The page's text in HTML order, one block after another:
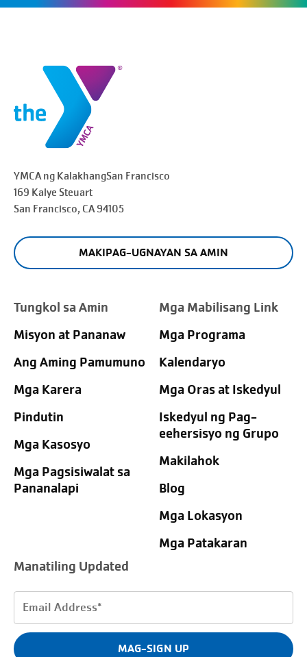
YMCA ng KalakhangSan Francisco
169 Kalye Steuart
San Francisco, CA 94105
MAKIPAG-UGNAYAN SA AMIN
Tungkol sa Amin
Misyon at Pananaw
Ang Aming Pamumuno
Mga Karera
Pindutin
Mga Kasosyo
Mga Pagsisiwalat sa
Pananalapi
Mga Mabilisang Link
Mga Programa
Kalendaryo
Mga Oras at Iskedyul
Iskedyul ng Pag-
eehersisyo ng Grupo
Makilahok
Blog
Mga Lokasyon
Mga Patakaran
Manatiling Updated
Email
(Kinakailangan)
MAG-SIGN UP